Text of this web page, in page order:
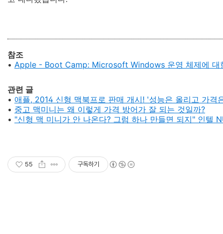
참조
• Apple - Boot Camp: Microsoft Windows 운영 체제에 대
관련 글
• 애플, 2014 신형 맥북프로 판매 개시! '성능은 올리고 가격
• 중고 맥미니는 왜 이렇게 가격 방어가 잘 되는 것일까?
• "신형 맥 미니가 안 나온다? 그럼 하나 만들면 되지" 인텔
55 구독하기